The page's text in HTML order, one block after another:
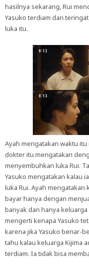
hasilnya sekarang, Rui
Yasuko terdiam dan
luka itu.
Ayah mengatakan waktu
dokter itu mengatakan
menyembuhkan luka Rui.
Yasuko mengatakan kalau
luka Rui. Ayah mengatakan
bayar hanya dengan
banyak dan hanya
mengerti kenapa Yasuko
karena jika Yasuko benar-
tahu kalau keluarga Kijima
terdiam. Ia tidak bisa